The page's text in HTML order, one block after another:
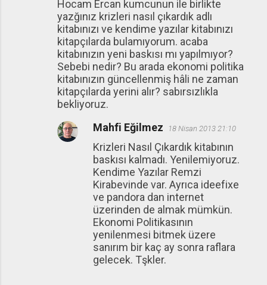
Hocam Ercan kumcunun ile birlikte
yazğınız krizleri nasıl çıkardık adlı
kitabınızı ve kendime yazılar kitabınızı
kitapçılarda bulamıyorum. acaba
kitabınızın yeni baskısı mı yapılmıyor?
Sebebi nedir? Bu arada ekonomi politika
kitabınızın güncellenmiş hâli ne zaman
kitapçılarda yerini alır? sabırsızlıkla
bekliyoruz.
Mahfi Eğilmez 18 Nisan 2013 21:10
Krizleri Nasıl Çıkardık kitabının
baskısı kalmadı. Yenilemiyoruz.
Kendime Yazılar Remzi
Kirabevinde var. Ayrıca ideefixe
ve pandora dan internet
üzerinden de almak mümkün.
Ekonomi Politikasının
yenilenmesi bitmek üzere
sanırım bir kaç ay sonra raflara
gelecek. Tşkler.